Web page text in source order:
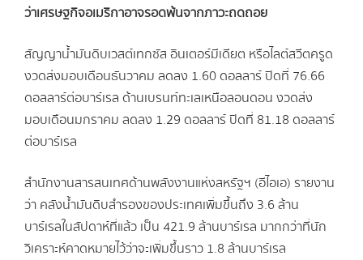
ว่าเศรษฐกิจอเมริกาอาจรอดพ้นจากภาวะถดถอย
สัญญาน้ำมันดิบเวสต์เทกซัส อินเตอร์มีเดียต หรือไลต์สวีตครูด
งวดส่งมอบเดือนธันวาคม ลดลง 1.60 ดอลลาร์ ปิดที่ 76.66
ดอลลาร์ต่อบาร์เรล ด้านเบรนท์ทะเลเหนือลอนดอน งวดส่ง
มอบเดือนมกราคม ลดลง 1.29 ดอลลาร์ ปิดที่ 81.18 ดอลลาร์
ต่อบาร์เรล
สำนักงานสารสนเทศด้านพลังงานแห่งสหรัฐฯ (อีไอเอ) รายงาน
ว่า คลังน้ำมันดิบสำรองของประเทศเพิ่มขึ้นถึง 3.6 ล้าน
บาร์เรลในสัปดาห์ที่แล้ว เป็น 421.9 ล้านบาร์เรล มากกว่าที่นัก
วิเคราะห์คาดหมายไว้ว่าจะเพิ่มขึ้นราว 1.8 ล้านบาร์เรล